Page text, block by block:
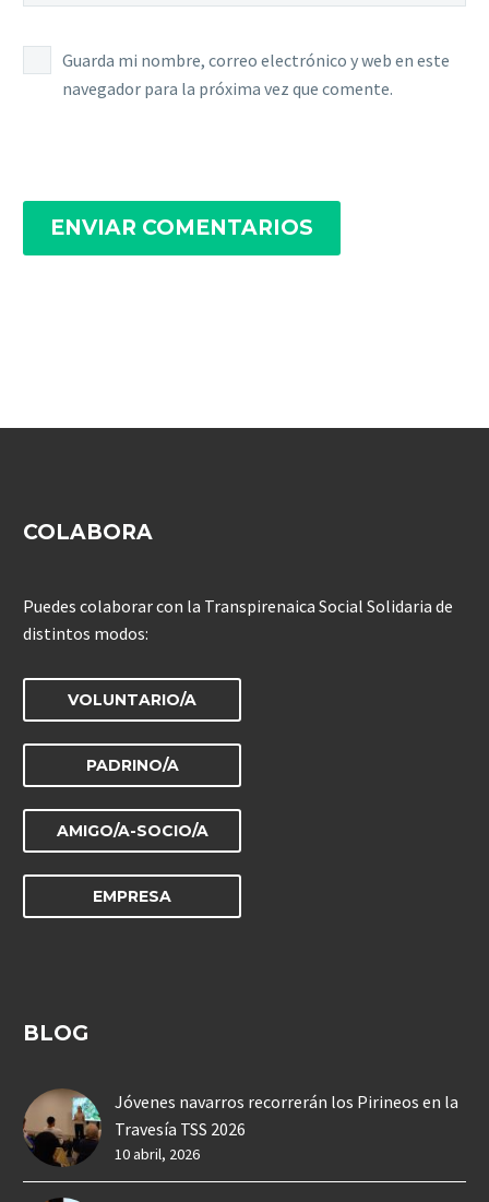
Guarda mi nombre, correo electrónico y web en este
navegador para la próxima vez que comente.
ENVIAR COMENTARIOS
COLABORA
Puedes colaborar con la Transpirenaica Social Solidaria de
distintos modos:
VOLUNTARIO/A
PADRINO/A
AMIGO/A-SOCIO/A
EMPRESA
BLOG
Jóvenes navarros recorrerán los Pirineos en la
Travesía TSS 2026
10 abril, 2026